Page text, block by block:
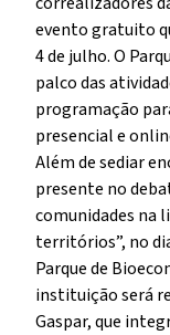
evento gratuito
4 de julho. O
palco das
programação
presencial e
Além de sediar
presente no
comunidades na
territórios”, no
Parque de
instituição será
Gaspar, que